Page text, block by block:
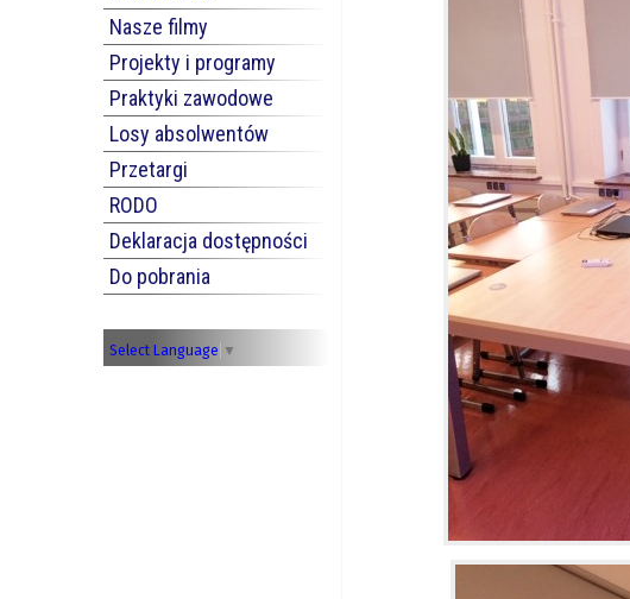
Nasze filmy
Projekty i programy
Praktyki zawodowe
Losy absolwentów
Przetargi
RODO
Deklaracja dostępności
Do pobrania
Select Language ▼